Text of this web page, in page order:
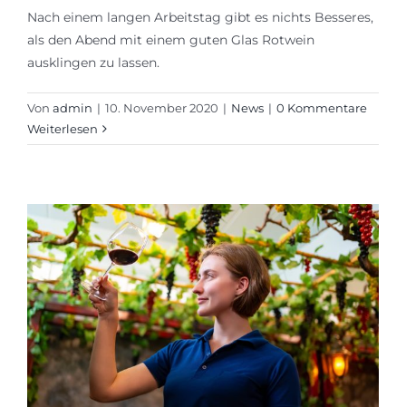
Nach einem langen Arbeitstag gibt es nichts Besseres,
als den Abend mit einem guten Glas Rotwein
ausklingen zu lassen.
Von admin | 10. November 2020 | News | 0 Kommentare
Weiterlesen